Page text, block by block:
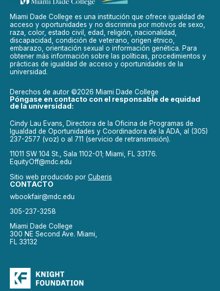
Miami Dade College es una institución que ofrece igualdad de
acceso y oportunidades y no discrimina por motivos de sexo,
raza, color, estado civil, edad, religión, nacionalidad,
discapacidad, condición de veterano, origen étnico,
embarazo, orientación sexual o información genética. Para
obtener más información sobre las políticas, procedimientos y
prácticas de igualdad de acceso y oportunidades de la
universidad.
Derechos de autor ©2026 Miami Dade College
Póngase en contacto con el responsable de equidad
de la universidad:
Cindy Lau Evans, Directora de la Oficina de Programas de
Igualdad de Oportunidades y Coordinadora de la ADA, al (305)
237-2577 (voz) o al 711 (servicio de retransmisión).
11011 SW 104 St., Sala 1102-01; Miami, FL 33176.
EquityOff@mdc.edu
Sitio web producido por Cuberis
CONTACTO
wbookfair@mdc.edu
305-237-3258
Miami Dade College
300 NE Second Ave. Miami,
FL 33132